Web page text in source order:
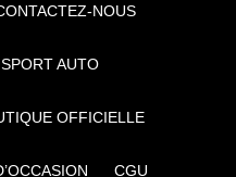
NOUS
AUTO
OFFICIELLE
CGU